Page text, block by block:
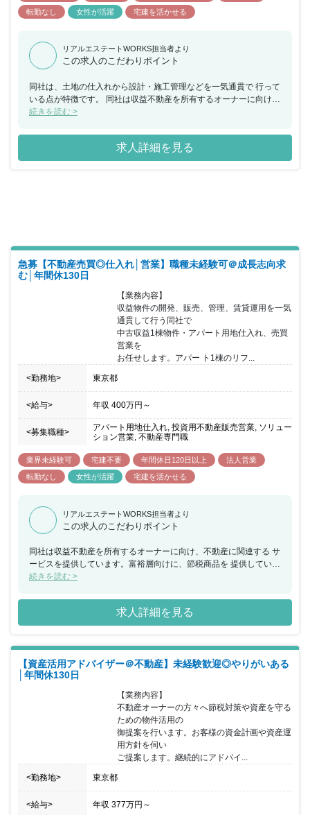
転勤なし
女性が活躍 宅建を活かせる
リアルエステートWORKS担当者より
この求人のこだわりポイント
同社は、土地の仕入れから設計・施工管理などを一気通貫で 行って
いる点が特徴です。 同社は収益不動産を所有するオーナーに向け、
不動産に関連する サービスを提供しています。富裕層向けに、節税
く、 順調に売上伸長中です。 また代表による三方良しの考え方を
大切にしており、顧客のみならず 同社社員のことも考えた経営をし
ております。
続きを読む >
求人詳細を見る
急募【不動産売買◎仕入れ│営業】職種未経験可＠成長志向求
む│年間休130日
【業務内容】
収益物件の開発、販売、管理、賃貸運用を一気
通貫して行う同社で
中古収益1棟物件・アパート用地仕入れ、売買
営業を
お任せします。アパー ト1棟のリフ...
<勤務地> 東京都
<給与> 年収 400万円 ～
<募集職種>
アパート用地仕入れ, 投資用不動産販売営業, ソリュー
ション営業, 不動産専門職
業界未経験可 宅建不要 年間休日120日以上
法人営業
転勤なし
女性が活躍 宅建を活かせる
リアルエステートWORKS担当者より
この求人のこだわりポイント
同社は収益不動産を所有するオーナーに向け、不動産に関連する サ
ービスを提供しています。富裕層向けに、節税商品を 提供している
ため、投資商品のように景気影響を受けにくく、 順調に売上伸長中
部長、31才男性（中途入社）、 他20代メンバー3名と新卒メンバー
2名で構成されています。 入社後はOJTで先輩の補助に入っていた
だき、慣れてきたら 入社半年頃よりオーナー様をお一人で担当頂き
うに 景気影響を受けにくく、順調に売上伸長中です。 残業も推奨
しないため、働きやすい環境です。 （全社平均：9時間/月の残業時
間※昨年実績） 代表による三方良しの考え方を大切にしており、顧
客のみならず 同社社員のことも考えた経営をしております。
続きを読む >
求人詳細を見る
【資産活用アドバイザー＠不動産】未経験歓迎◎やりがいある
│年間休130日
【業務内容】
不動産オーナーの方々へ節税対策や資産を守る
ための物件活用の
御提案を行います。お客様の資金計画や資産運
用方針を伺い
ご提案します。継続的にアドバイ...
<勤務地> 東京都
<給与> 年収 377万円 ～